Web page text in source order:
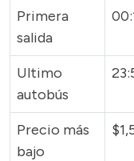
Primera
salida
Ultimo
autobús
Precio más
bajo